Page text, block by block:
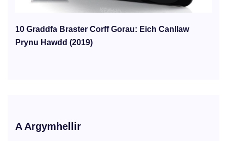
10 Graddfa Braster Corff Gorau: Eich Canllaw
Prynu Hawdd (2019)
A Argymhellir